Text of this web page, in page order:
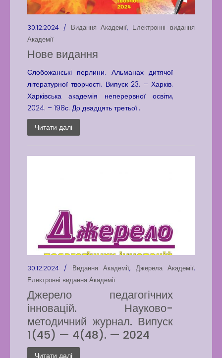
30.12.2024 / Видання Академії, Електронні видання
Академії
Нове видання
Слобожанські перлини. Альманах дитячої
літературної творчості. Випуск 23. – Харків:
Харківська академія неперервної освіти,
2024. – 198с. До двадцять третьої...
Читати далі
30.12.2024 / Видання Академії, Джерела Академії,
Електронні видання Академії
Джерело педагогічних
інновацій. Науково-
методичний журнал. Випуск
1(45) — 4(48). — 2024
Читати далі